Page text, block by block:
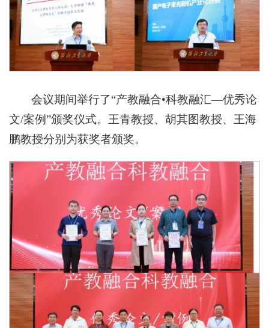
会议期间举行了“产教融合•科教融汇—优秀论
文/案例”颁奖仪式。王青教授、胡其图教授、王海
鹏教授分别为获奖者颁奖。